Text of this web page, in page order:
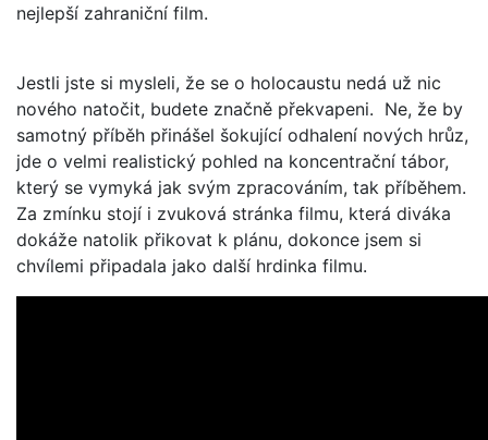
nejlepší zahraniční film.
Jestli jste si mysleli, že se o holocaustu nedá už nic
nového natočit, budete značně překvapeni. Ne, že by
samotný příběh přinášel šokující odhalení nových hrůz,
jde o velmi realistický pohled na koncentrační tábor,
který se vymyká jak svým zpracováním, tak příběhem.
Za zmínku stojí i zvuková stránka filmu, která diváka
dokáže natolik přikovat k plánu, dokonce jsem si
chvílemi připadala jako další hrdinka filmu.